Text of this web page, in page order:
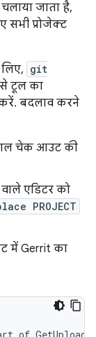
जाता है,
सभी प्रोजेक्ट
git
टूल का
बदलाव करने
चेक आउट की
एडिटर को
PROJECT
में Gerrit का